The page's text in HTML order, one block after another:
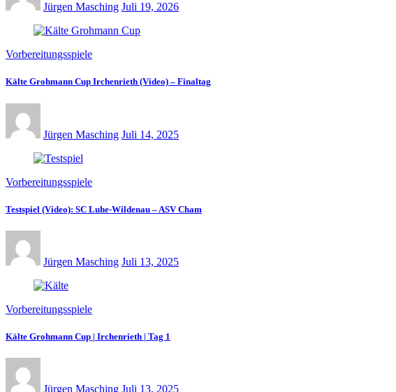
Jürgen Masching Juli 19, 2026
Vorbereitungsspiele
Kälte Grohmann Cup Irchenrieth (Video) – Finaltag
Jürgen Masching Juli 14, 2025
Vorbereitungsspiele
Testspiel (Video): SC Luhe-Wildenau – ASV Cham
Jürgen Masching Juli 13, 2025
Vorbereitungsspiele
Kälte Grohmann Cup | Irchenrieth | Tag 1
Jürgen Masching Juli 13, 2025